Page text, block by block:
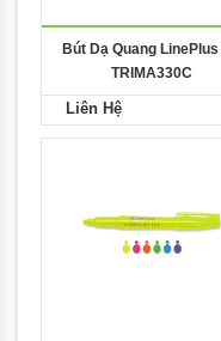
Bút Dạ Quang LinePlus
TRIMA330C
Liên Hệ